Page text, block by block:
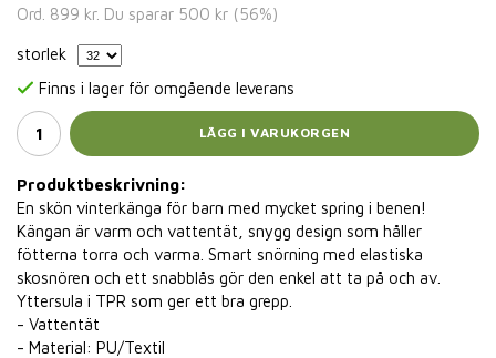
Ord. 899 kr. Du sparar 500 kr (56%)
storlek
Finns i lager för omgående leverans
LÄGG I VARUKORGEN
Produktbeskrivning:
En skön vinterkänga för barn med mycket spring i benen!
Kängan är varm och vattentät, snygg design som håller
fötterna torra och varma. Smart snörning med elastiska
skosnören och ett snabblås gör den enkel att ta på och av.
Yttersula i TPR som ger ett bra grepp.
- Vattentät
- Material: PU/Textil